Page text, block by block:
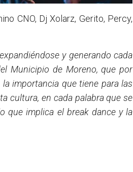
CNO, Dj Xolarz, Gerito, Percy,
y generando cada
Municipio de Moreno, que por
importancia que tiene para las
cultura, en cada palabra que se
que implica el break dance y la